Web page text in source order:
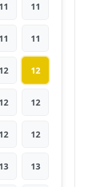
11 11
11 11
12 12
12 12
12 12
13 13